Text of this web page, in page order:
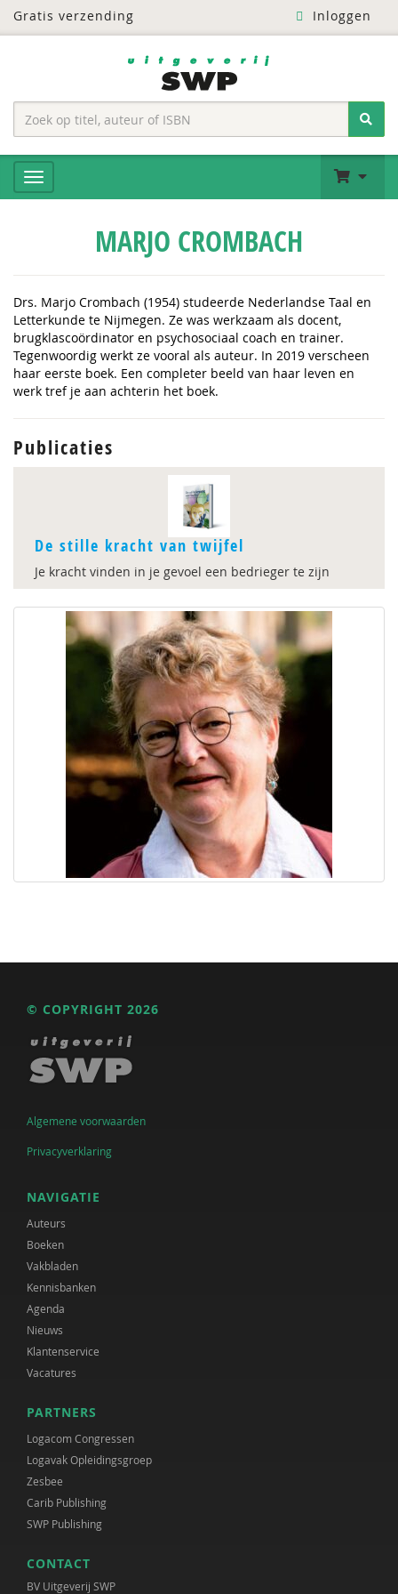
Gratis verzending Inloggen
MARJO CROMBACH
Drs. Marjo Crombach (1954) studeerde Nederlandse Taal en
Letterkunde te Nijmegen. Ze was werkzaam als docent,
brugklascoördinator en psychosociaal coach en trainer.
Tegenwoordig werkt ze vooral als auteur. In 2019 verscheen
haar eerste boek. Een completer beeld van haar leven en
werk tref je aan achterin het boek.
Publicaties
De stille kracht van twijfel
Je kracht vinden in je gevoel een bedrieger te zijn
© COPYRIGHT 2026
Algemene voorwaarden
Privacyverklaring
NAVIGATIE
Auteurs
Boeken
Vakbladen
Kennisbanken
Agenda
Nieuws
Klantenservice
Vacatures
PARTNERS
Logacom Congressen
Logavak Opleidingsgroep
Zesbee
Carib Publishing
SWP Publishing
CONTACT
BV Uitgeverij SWP